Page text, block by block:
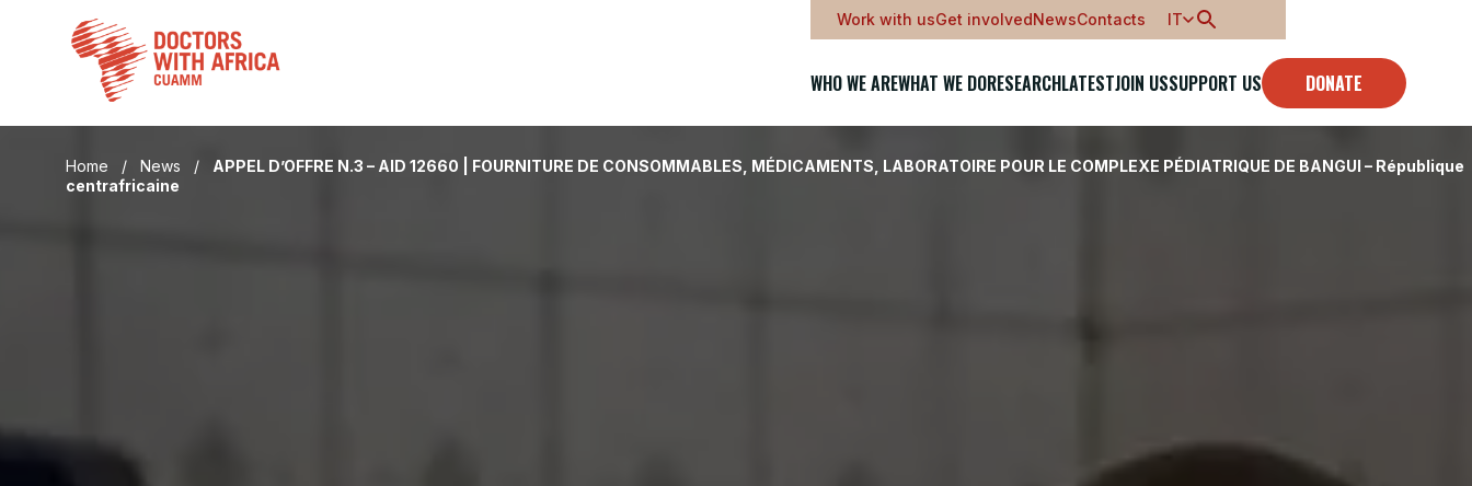
Work with usGet involvedNewsContacts IT
WHO WE AREWHAT WE DORESEARCHLATESTJOIN USSUPPORT US DONATE
Home / News /
APPEL D’OFFRE N.3 – AID 12660 | FOURNITURE DE CONSOMMABLES, MÉDICAMENTS, LABORATOIRE POUR LE COMPLEXE PÉDIATRIQUE DE BANGUI – République
centrafricaine